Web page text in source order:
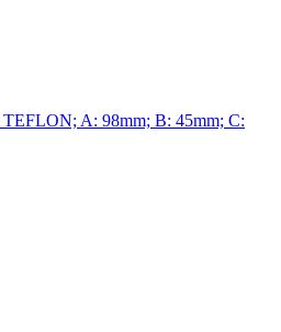
TEFLON; A: 98mm; B: 45mm; C: